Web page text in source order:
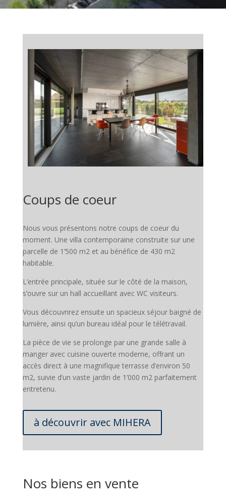
Coups de coeur
Nous vous présentons notre coups de coeur du
moment. Une villa contemporaine construite sur une
parcelle de 1’500 m2 et au bénéfice de 430 m2
habitable.
L’entrée principale, située sur le côté de la maison,
s’ouvre sur un hall accueillant avec WC visiteurs.
Vous découvrirez ensuite un spacieux séjour baigné de
lumière, ainsi qu’un bureau idéal pour le télétravail.
La pièce de vie se prolonge par une grande salle à
manger avec cuisine ouverte moderne, offrant un
accès direct à une magnifique terrasse d’environ 50
m2, suivie d’un vaste jardin de 1’000 m2 parfaitement
entretenu.
à découvrir avec MIHERA
Nos biens en vente